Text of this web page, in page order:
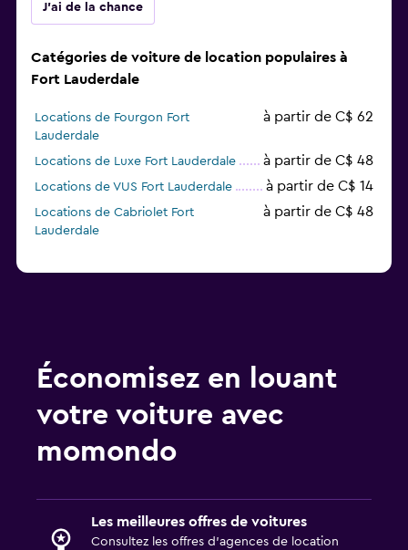
J'ai de la chance
Catégories de voiture de location populaires à
Fort Lauderdale
Locations de Fourgon Fort
Lauderdale
à partir de C$ 62
Locations de Luxe Fort Lauderdale à partir de C$ 48
Locations de VUS Fort Lauderdale à partir de C$ 14
Locations de Cabriolet Fort
Lauderdale
à partir de C$ 48
Économisez en louant
votre voiture avec
momondo
Les meilleures offres de voitures
Consultez les offres d’agences de location